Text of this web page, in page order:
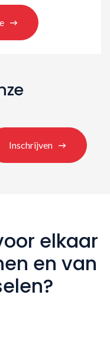
Inschrijven
elkaar
en van